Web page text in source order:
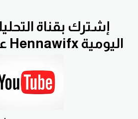
إشترك بقناة
اليومية Hennawifx على اليوتيوب